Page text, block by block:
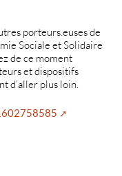
porteurs.euses de
Sociale et Solidaire
de ce moment
et dispositifs
d’aller plus loin.